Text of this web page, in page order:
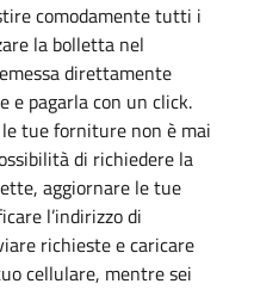
comodamente tutti i
la bolletta nel
direttamente
e pagarla con un click.
tue forniture non è mai
di richiedere la
aggiornare le tue
l’indirizzo di
richieste e caricare
cellulare, mentre sei